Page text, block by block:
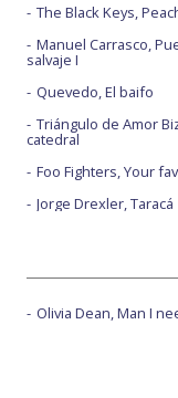
The Black Keys,
Manuel Carrasco,
salvaje I
Quevedo, El baifo
Triángulo de Amor
catedral
Foo Fighters, Your
Jorge Drexler, Taracá
Olivia Dean, Man I